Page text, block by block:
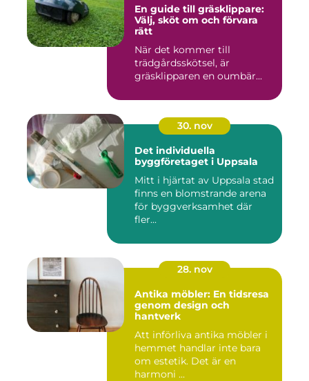
En guide till gräsklippare:
Välj, sköt om och förvara
rätt
När det kommer till
trädgårdsskötsel, är
gräsklipparen en oumbär...
30. nov
Det individuella
byggföretaget i Uppsala
Mitt i hjärtat av Uppsala stad
finns en blomstrande arena
för byggverksamhet där
fler...
28. nov
Antika möbler: En tidsresa
genom design och
hantverk
Att införliva antika möbler i
hemmet handlar inte bara
om estetik. Det är en
harmoni ...